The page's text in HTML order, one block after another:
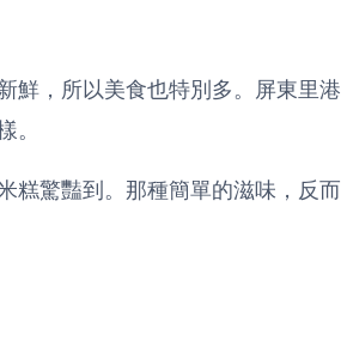
鮮，所以美食也特別多。屏東里港
。
糕驚豔到。那種簡單的滋味，反而